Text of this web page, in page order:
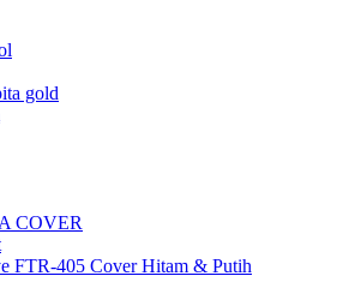
gold
COVER
FTR-405 Cover Hitam & Putih